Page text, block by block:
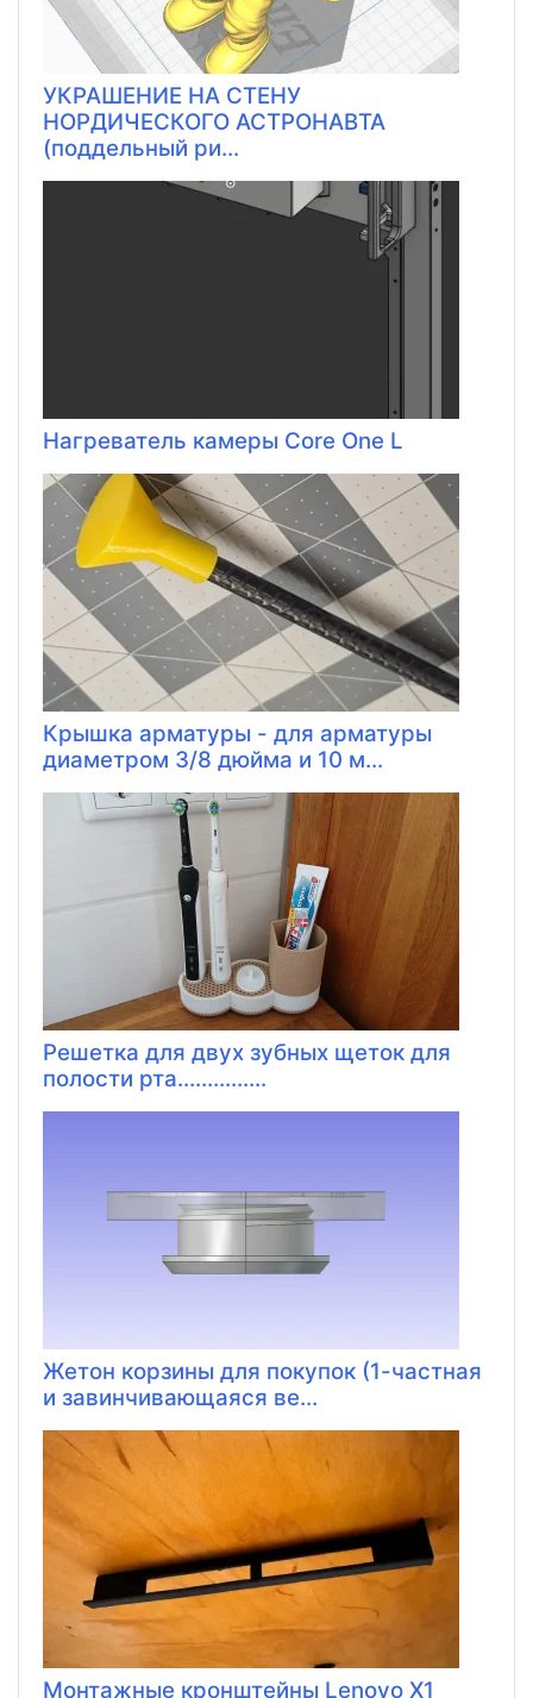
УКРАШЕНИЕ НА СТЕНУ
НОРДИЧЕСКОГО АСТРОНАВТА
(поддельный ри...
Нагреватель камеры Core One L
Крышка арматуры - для арматуры
диаметром 3/8 дюйма и 10 м...
Решетка для двух зубных щеток для
полости рта...............
Жетон корзины для покупок (1-частная
и завинчивающаяся ве...
Монтажные кронштейны Lenovo X1